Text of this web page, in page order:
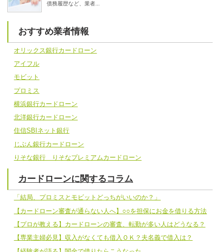
債務履歴など、業者...
おすすめ業者情報
オリックス銀行カードローン
アイフル
モビット
プロミス
横浜銀行カードローン
北洋銀行カードローン
住信SBIネット銀行
じぶん銀行カードローン
りそな銀行 りそなプレミアムカードローン
カードローンに関するコラム
「結局、プロミスとモビットどっちがいいのか？」
【カードローン審査が通らない人へ】○○を担保にお金を借りる方法
【プロが教える】カードローンの審査、転勤が多い人はどうなる？
【専業主婦必見】収入がなくても借入ＯＫ？夫名義で借入は？